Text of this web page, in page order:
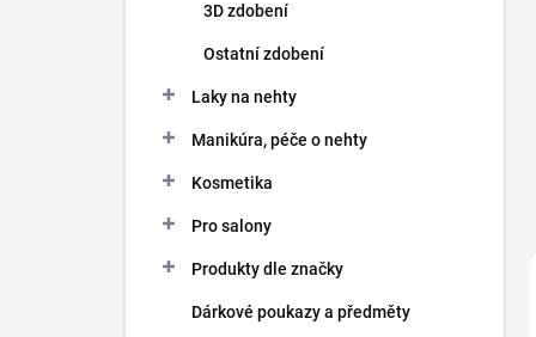
3D zdobení
Ostatní zdobení
Laky na nehty
Manikúra, péče o nehty
Kosmetika
Pro salony
Produkty dle značky
Dárkové poukazy a předměty